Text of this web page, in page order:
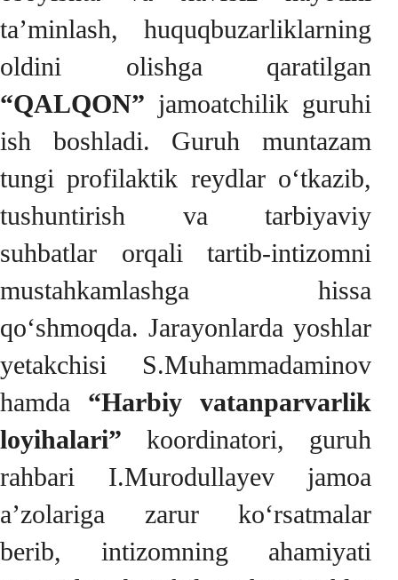
ta’minlash, huquqbuzarliklarning
oldini olishga qaratilgan
“QALQON” jamoatchilik guruhi
ish boshladi. Guruh muntazam
tungi profilaktik reydlar o‘tkazib,
tushuntirish va tarbiyaviy
suhbatlar orqali tartib-intizomni
mustahkamlashga hissa
qo‘shmoqda. Jarayonlarda yoshlar
yetakchisi S.Muhammadaminov
hamda “Harbiy vatanparvarlik
loyihalari” koordinatori, guruh
rahbari I.Murodullayev jamoa
a’zolariga zarur ko‘rsatmalar
berib, intizomning ahamiyati